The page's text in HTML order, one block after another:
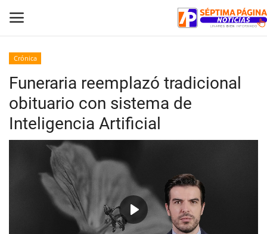
Inicio
Crónica
Policial
Tribunales
Crónica
Funeraria reemplazó tradicional
obituario con sistema de
Inteligencia Artificial
Play